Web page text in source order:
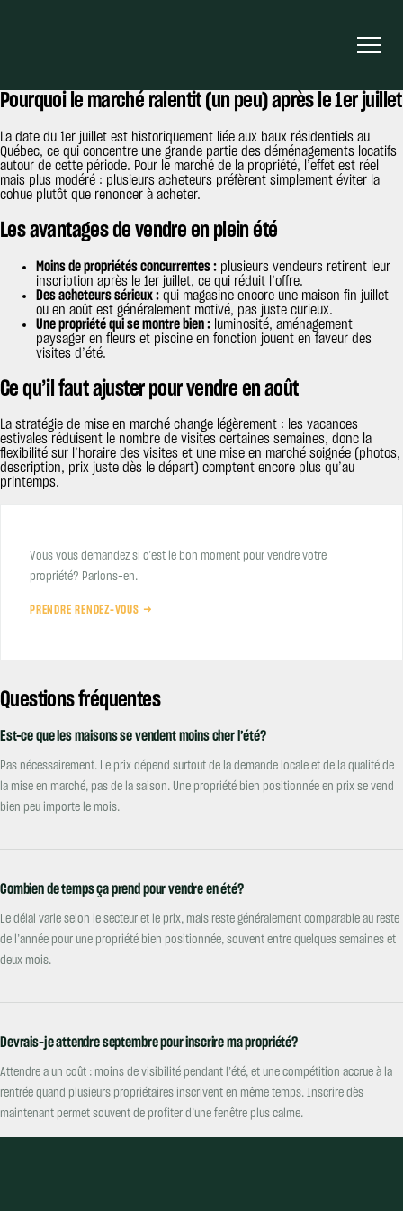
du calendrier des déménagements au Québec, mais le marché immobilier
ne s’arrête pas là : juillet et août restent des mois solides pour vendre,
Pourquoi le marché ralentit (un peu) après le 1er juillet
La date du 1er juillet est historiquement liée aux baux résidentiels au
Québec, ce qui concentre une grande partie des déménagements locatifs
autour de cette période. Pour le marché de la propriété, l’effet est réel
mais plus modéré : plusieurs acheteurs préfèrent simplement éviter la
cohue plutôt que renoncer à acheter.
Les avantages de vendre en plein été
Moins de propriétés concurrentes : plusieurs vendeurs retirent leur
inscription après le 1er juillet, ce qui réduit l’offre.
Des acheteurs sérieux : qui magasine encore une maison fin juillet
ou en août est généralement motivé, pas juste curieux.
Une propriété qui se montre bien : luminosité, aménagement
paysager en fleurs et piscine en fonction jouent en faveur des
visites d’été.
Ce qu’il faut ajuster pour vendre en août
La stratégie de mise en marché change légèrement : les vacances
estivales réduisent le nombre de visites certaines semaines, donc la
flexibilité sur l’horaire des visites et une mise en marché soignée (photos,
description, prix juste dès le départ) comptent encore plus qu’au
printemps.
Vous vous demandez si c’est le bon moment pour vendre votre
propriété? Parlons-en.
PRENDRE RENDEZ-VOUS →
Questions fréquentes
Est-ce que les maisons se vendent moins cher l’été?
Pas nécessairement. Le prix dépend surtout de la demande locale et de la qualité de
la mise en marché, pas de la saison. Une propriété bien positionnée en prix se vend
bien peu importe le mois.
Combien de temps ça prend pour vendre en été?
Le délai varie selon le secteur et le prix, mais reste généralement comparable au reste
de l’année pour une propriété bien positionnée, souvent entre quelques semaines et
deux mois.
Devrais-je attendre septembre pour inscrire ma propriété?
Attendre a un coût : moins de visibilité pendant l’été, et une compétition accrue à la
rentrée quand plusieurs propriétaires inscrivent en même temps. Inscrire dès
maintenant permet souvent de profiter d’une fenêtre plus calme.